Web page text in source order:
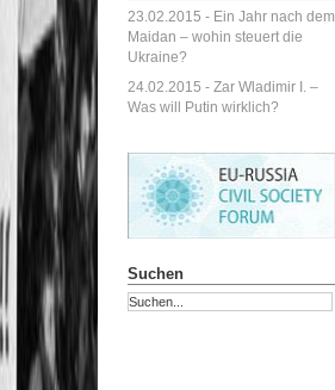
23.02.2015 - Ein Jahr nach dem
Maidan – wohin steuert die
Ukraine?
24.02.2015 - Zar Wladimir I. –
Was will Putin wirklich?
Suchen